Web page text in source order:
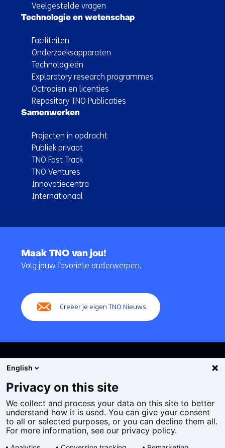
Veelgestelde vragen
Technologie en wetenschap
Faciliteiten
Onderzoeksapparaten
Technologieën
Exploratory research programmes
Octrooien en licenties
Repository TNO Publicaties
Samenwerken
Projecten in opdracht
Publiek privaat
TNO Fast Track
TNO Ventures
Innovatiecentra
Internationaal
navigatie
Maak TNO van jou!
Volg jouw favoriete onderwerpen.
Creëer je eigen TNO Nieuws
Cookies
Privacy statement
Toegankelijkheid
English
Privacy on this site
We collect and process your data on this site to better
understand how it is used. You can give your consent
to all or selected purposes, or you can decline them all.
For more information, see our privacy policy.